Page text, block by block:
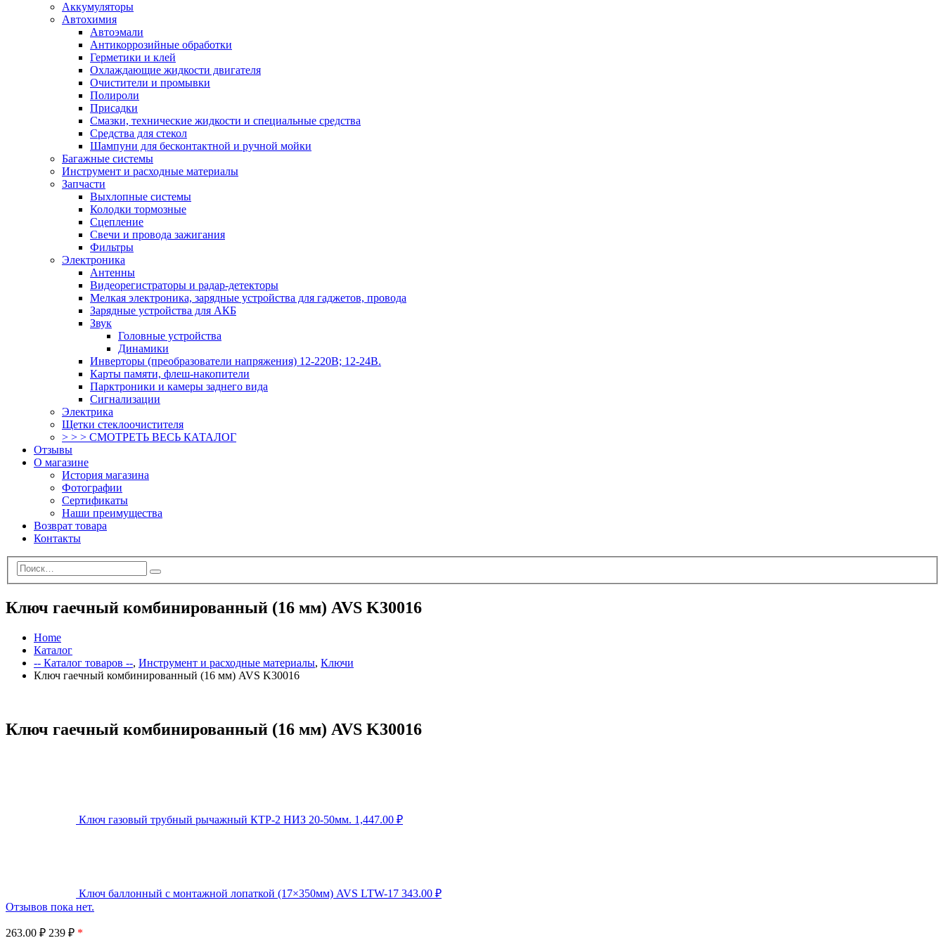
Аккумуляторы
Автохимия
Автоэмали
Антикоррозийные обработки
Герметики и клей
Охлаждающие жидкости двигателя
Очистители и промывки
Полироли
Присадки
Смазки, технические жидкости и специальные средства
Средства для стекол
Шампуни для бесконтактной и ручной мойки
Багажные системы
Инструмент и расходные материалы
Запчасти
Выхлопные системы
Колодки тормозные
Сцепление
Свечи и провода зажигания
Фильтры
Электроника
Антенны
Видеорегистраторы и радар-детекторы
Мелкая электроника, зарядные устройства для гаджетов, провода
Зарядные устройства для АКБ
Звук
Головные устройства
Динамики
Инверторы (преобразователи напряжения) 12-220В; 12-24В.
Карты памяти, флеш-накопители
Парктроники и камеры заднего вида
Сигнализации
Электрика
Щетки стеклоочистителя
> > > СМОТРЕТЬ ВЕСЬ КАТАЛОГ
Отзывы
О магазине
История магазина
Фотографии
Сертификаты
Наши преимущества
Возврат товара
Контакты
Ключ гаечный комбинированный (16 мм) AVS K30016
Home
Каталог
-- Каталог товаров --, Инструмент и расходные материалы, Ключи
Ключ гаечный комбинированный (16 мм) AVS K30016
Ключ гаечный комбинированный (16 мм) AVS K30016
Ключ газовый трубный рычажный КТР-2 НИЗ 20-50мм. 1,447.00 ₽
Ключ баллонный с монтажной лопаткой (17×350мм) AVS LTW-17 343.00 ₽
Отзывов пока нет.
263.00 ₽ 239 ₽ *